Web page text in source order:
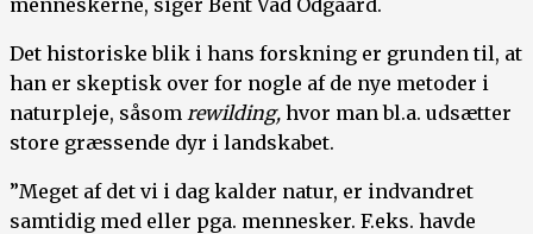
Det historiske blik i hans forskning er grunden til, at
han er skeptisk over for nogle af de nye metoder i
naturpleje, såsom rewilding, hvor man bl.a. udsætter
store græssende dyr i landskabet.
”Meget af det vi i dag kalder natur, er indvandret
samtidig med eller pga. mennesker. F.eks. havde